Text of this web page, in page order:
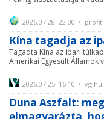
2026.07.28. 22:00 •
Kína tagadja az
Tagadta Kína az ipari
Amerikai Egyesült Államok
2026.07.25. 16:10 • vg.hu
Duna Aszfalt: